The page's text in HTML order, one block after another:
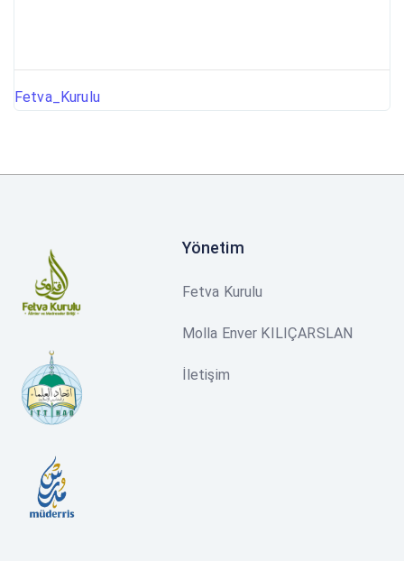
Fetva_Kurulu
Yönetim
Fetva Kurulu
Molla Enver KILIÇARSLAN
İletişim